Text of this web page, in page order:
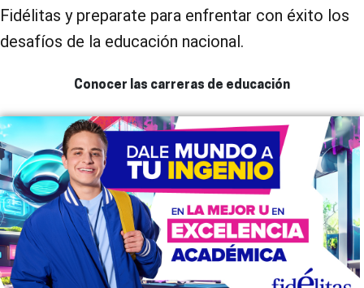
Fidélitas y preparate para enfrentar con éxito los
desafíos de la educación nacional.
Conocer las carreras de educación